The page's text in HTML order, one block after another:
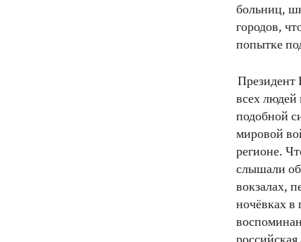
больниц,
городов,
попытке
Президент
всех людей
подобной
мировой
регионе.
слышали
вокзалах,
ночёвках в